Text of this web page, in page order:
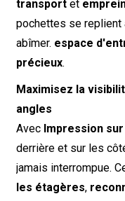
transportet
pochettes se replient
abîmer. espace
précieux.
Maximisez la
angles
Avec Impression
derrière et sur les
jamais interrompue.
les étagères,